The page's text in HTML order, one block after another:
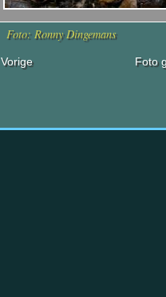
Foto: Ronny Dingemans
Vorige Foto